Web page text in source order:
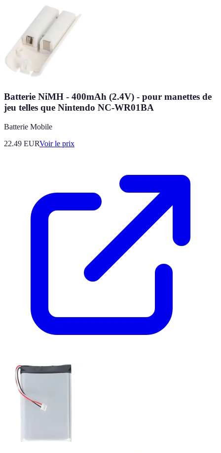
Batterie NiMH - 400mAh (2.4V) - pour manettes de
jeu telles que Nintendo NC-WR01BA
Batterie Mobile
22.49 EURVoir le prix